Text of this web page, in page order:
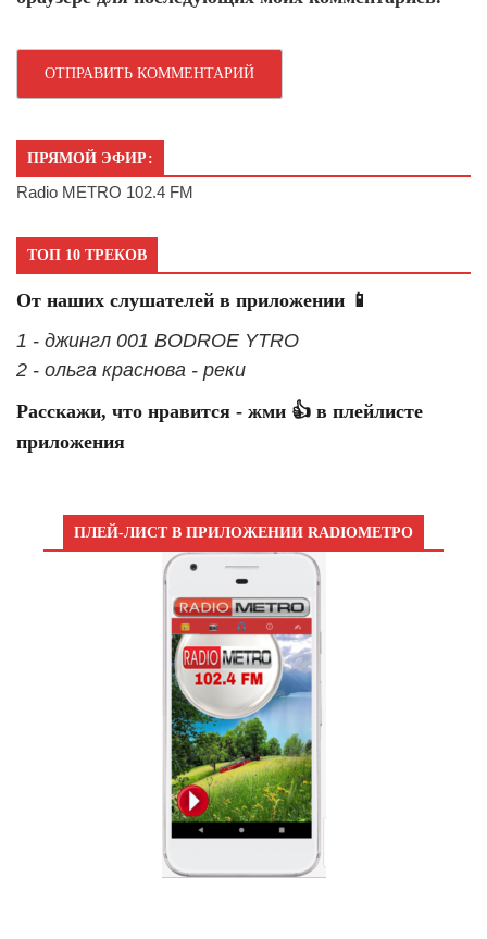
ПРЯМОЙ ЭФИР:
Radio METRO 102.4 FM
ТОП 10 ТРЕКОВ
От наших слушателей в приложении 📱
1 - джингл 001 BODROE YTRO
2 - ольга краснова - реки
Расскажи, что нравится - жми 👍 в плейлисте
приложения
ПЛЕЙ-ЛИСТ В ПРИЛОЖЕНИИ RADIOМЕТРО